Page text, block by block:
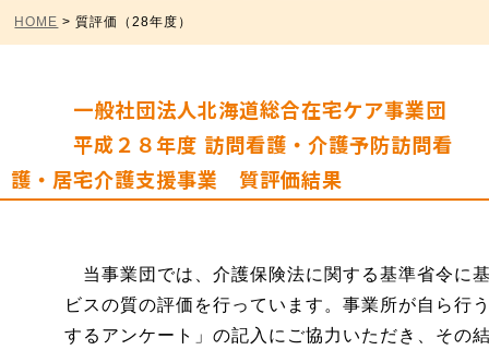
HOME > 質評価（28年度）
一般社団法人北海道総合在宅ケア事業団
平成２８年度 訪問看護・介護予防訪問看
護・居宅介護支援事業 質評価結果
当事業団では、介護保険法に関する基準省令に
ビスの質の評価を行っています。事業所が自ら行
するアンケート」の記入にご協力いただき、その